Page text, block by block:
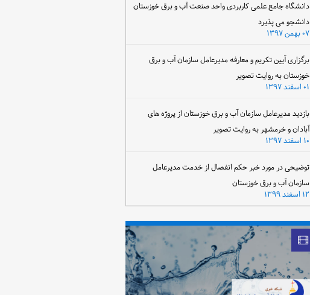
دانشگاه جامع علمی کاربردی واحد صنعت آب و برق خوزستان
دانشجو می پذیرد
۰۷ بهمن ۱۳۹۷
برگزاری آیین تکریم و معارفه مدیرعامل سازمان آب و برق
خوزستان به روایت تصویر
۰۱ اسفند ۱۳۹۷
بازدید مدیرعامل سازمان آب و برق خوزستان از پروژه های
آبادان و خرمشهر به روایت تصویر
۱۰ اسفند ۱۳۹۷
توضیحی در مورد خبر حکم انفصال از خدمت مدیرعامل
سازمان آب و برق خوزستان
۱۲ اسفند ۱۳۹۹